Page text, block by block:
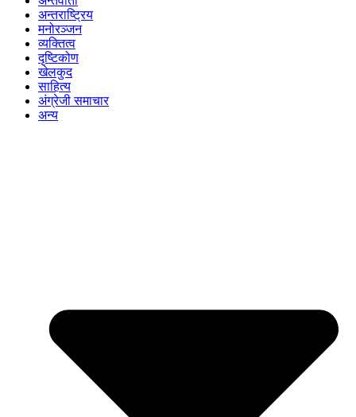
अन्तराष्ट्रिय
मनोरञ्जन
व्यक्तित्व
दृष्टिकोण
खेलकुद
साहित्य
अंग्रेजी समाचार
अन्य